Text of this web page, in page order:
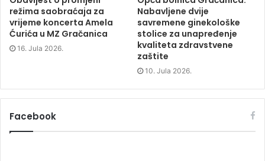
režima saobraćaja za
vrijeme koncerta Amela
Ćurića u MZ Gračanica
16. Jula 2026.
Nabavljene dvije
savremene ginekološke
stolice za unapređenje
kvaliteta zdravstvene
zaštite
10. Jula 2026.
Facebook